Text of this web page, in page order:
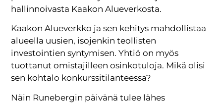
hallinnoivasta Kaakon Alueverkosta.
Kaakon Alueverkko ja sen kehitys mahdollistaa
alueella uusien, isojenkin teollisten
investointien syntymisen. Yhtiö on myös
tuottanut omistajilleen osinkotuloja. Mikä olisi
sen kohtalo konkurssitilanteessa?
Näin Runebergin päivänä tulee lähes